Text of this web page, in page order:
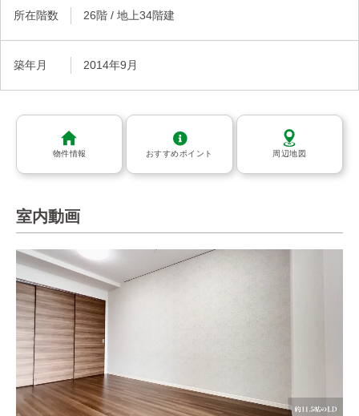
所在階数 26階 / 地上34階建
築年月 2014年9月
物件情報 おすすめポイント 周辺地図
室内動画